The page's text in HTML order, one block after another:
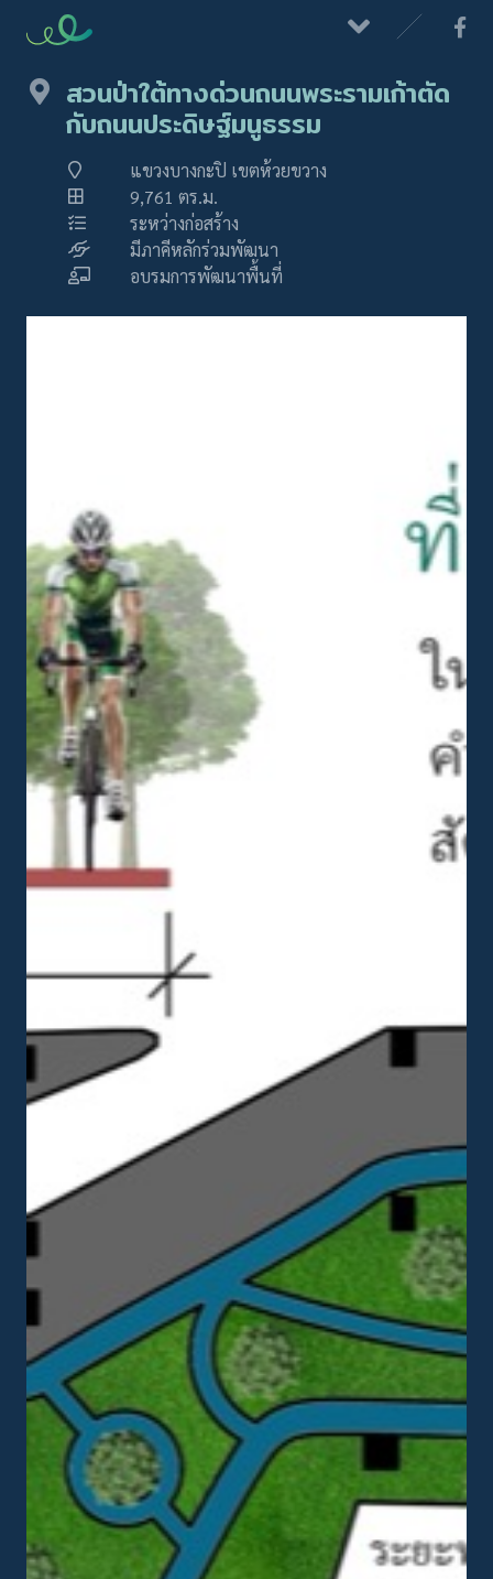
สวนป่าใต้ทางด่วนถนนพระรามเก้าตัด
กับถนนประดิษฐ์มนูธรรม
แขวงบางกะปิ เขตห้วยขวาง
9,761 ตร.ม.
ระหว่างก่อสร้าง
มีภาคีหลักร่วมพัฒนา
อบรมการพัฒนาพื้นที่